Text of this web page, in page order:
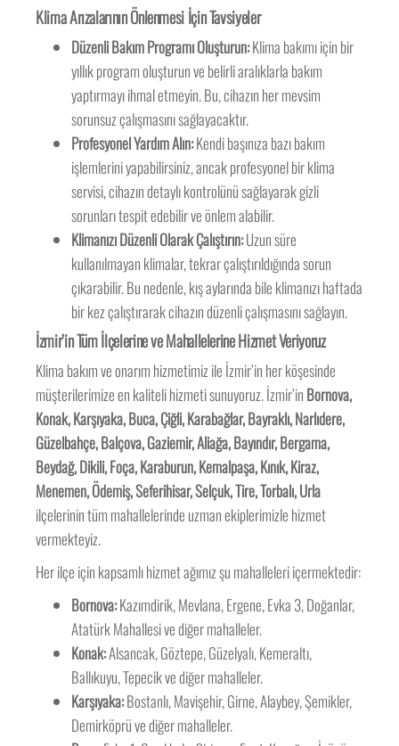
Klima Arızalarının Önlenmesi İçin Tavsiyeler
Düzenli Bakım Programı Oluşturun:Klima bakımı için bir
yıllık program oluşturun ve belirli aralıklarla bakım
yaptırmayı ihmal etmeyin. Bu, cihazın her mevsim
sorunsuz çalışmasını sağlayacaktır.
Profesyonel Yardım Alın:Kendi başınıza bazı bakım
işlemlerini yapabilirsiniz, ancak profesyonel bir klima
servisi, cihazın detaylı kontrolünü sağlayarak gizli
sorunları tespit edebilir ve önlem alabilir.
Klimanızı Düzenli Olarak Çalıştırın:Uzun süre
kullanılmayan klimalar, tekrar çalıştırıldığında sorun
çıkarabilir. Bu nedenle, kış aylarında bile klimanızı haftada
bir kez çalıştırarak cihazın düzenli çalışmasını sağlayın.
İzmir’in Tüm İlçelerine ve Mahallelerine Hizmet Veriyoruz
Klima bakım ve onarım hizmetimiz ile İzmir’in her köşesinde
müşterilerimize en kaliteli hizmeti sunuyoruz. İzmir’in Bornova,
Konak, Karşıyaka, Buca, Çiğli, Karabağlar, Bayraklı, Narlıdere,
Güzelbahçe, Balçova, Gaziemir, Aliağa, Bayındır, Bergama,
Beydağ, Dikili, Foça, Karaburun, Kemalpaşa, Kınık, Kiraz,
Menemen, Ödemiş, Seferihisar, Selçuk, Tire, Torbalı, Urla
ilçelerinin tüm mahallelerinde uzman ekiplerimizle hizmet
vermekteyiz.
Her ilçe için kapsamlı hizmet ağımız şu mahalleleri içermektedir:
Bornova:Kazımdirik, Mevlana, Ergene, Evka 3, Doğanlar,
Atatürk Mahallesi ve diğer mahalleler.
Konak:Alsancak, Göztepe, Güzelyalı, Kemeraltı,
Ballıkuyu, Tepecik ve diğer mahalleler.
Karşıyaka:Bostanlı, Mavişehir, Girne, Alaybey, Şemikler,
Demirköprü ve diğer mahalleler.